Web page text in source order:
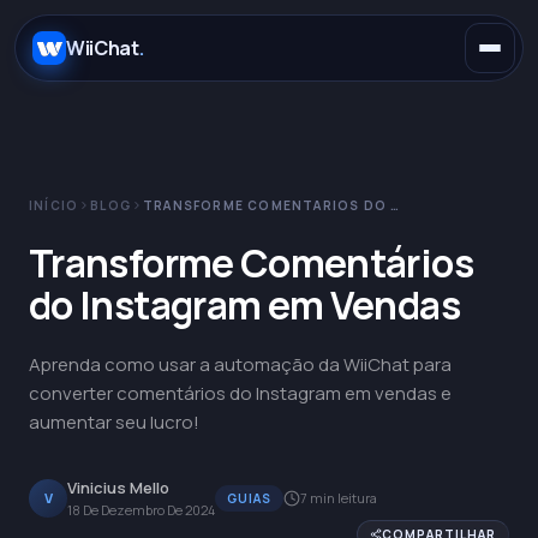
WiiChat.
E-commerce
Concessionárias
Educação
WhatsApp
Messenger
Gemini
INÍCIO BLOG TRANSFORME COMENTÁRIOS DO INSTAGRAM EM VENDAS
Transforme Comentários
do Instagram em Vendas
Aprenda como usar a automação da WiiChat para
converter comentários do Instagram em vendas e
aumentar seu lucro!
V Vinicius Mello
18 De Dezembro De 2024
GUIAS 7 min leitura
COMPARTILHAR